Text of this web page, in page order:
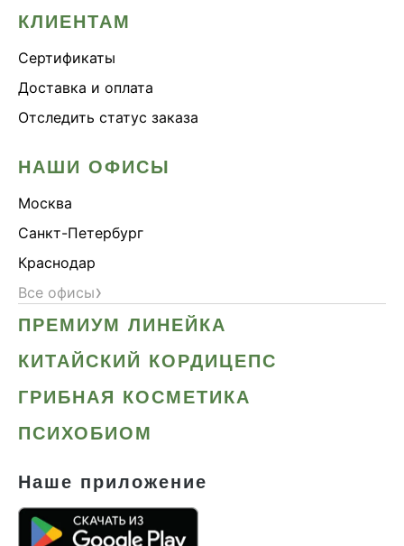
КЛИЕНТАМ
Сертификаты
Доставка и оплата
Отследить статус заказа
НАШИ ОФИСЫ
Москва
Санкт-Петербург
Краснодар
Все офисы›
ПРЕМИУМ ЛИНЕЙКА
КИТАЙСКИЙ КОРДИЦЕПС
ГРИБНАЯ КОСМЕТИКА
ПСИХОБИОМ
Наше приложение